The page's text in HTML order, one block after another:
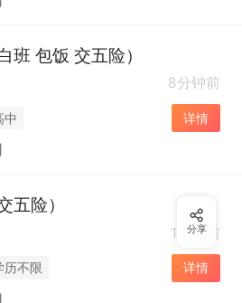
班 包饭 交五险）
8分钟前
中 详情
五险）
1小时前
历不限 详情
分享